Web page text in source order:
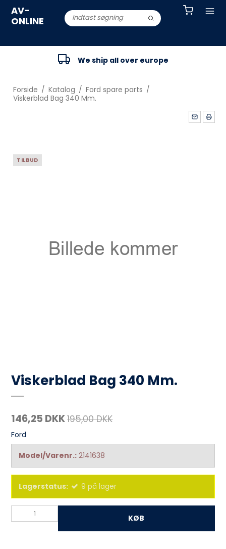
AV-
ONLINE
We ship all over europe
Forside / Katalog / Ford spare parts /
Viskerblad Bag 340 Mm.
TILBUD
Viskerblad Bag 340 Mm.
146,25 DKK195,00 DKK
Ford
Model/Varenr.: 2141638
Lagerstatus: 9 på lager
KØB